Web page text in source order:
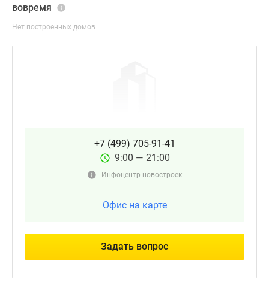
вовремя
Нет построенных домов
+7 (499) 705-91-41
9:00 — 21:00
Инфоцентр новостроек
Офис на карте
Задать вопрос